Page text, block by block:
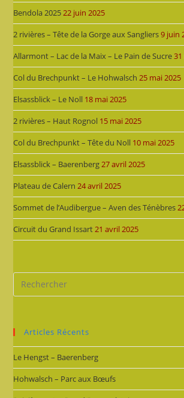
Bendola 202522 juin 2025
2 rivières – Tête de la Gorge aux Sangliers9 juin
Allarmont – Lac de la Maix – Le Pain de Sucre
Col du Brechpunkt – Le Hohwalsch 25 mai 2025
Elsassblick – Le Noll 18 mai 2025
2 rivières – Haut Rognol 15 mai 2025
Col du Brechpunkt – Tête du Noll 10 mai 2025
Elsassblick – Baerenberg27 avril 2025
Plateau de Calern 24 avril 2025
Sommet de l’Audibergue – Aven des Ténèbres
Circuit du Grand Issart21 avril 2025
Articles Récents
Le Hengst – Baerenberg
Hohwalsch – Parc aux Bœufs